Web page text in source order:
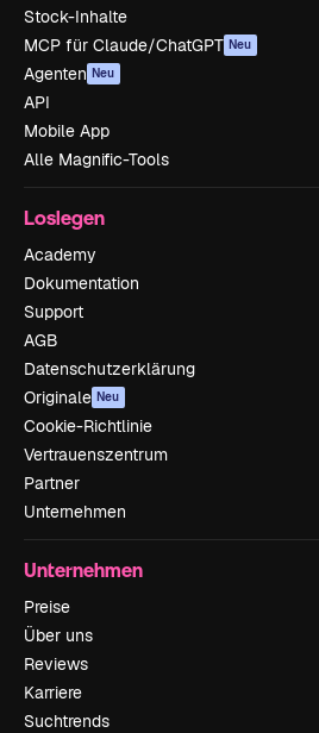
Stock-Inhalte
MCP für Claude/ChatGPT Neu
Agenten Neu
API
Mobile App
Alle Magnific-Tools
Loslegen
Academy
Dokumentation
Support
AGB
Datenschutzerklärung
Originale Neu
Cookie-Richtlinie
Vertrauenszentrum
Partner
Unternehmen
Unternehmen
Preise
Über uns
Reviews
Karriere
Suchtrends